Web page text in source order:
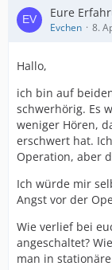
Eure
Evchen 8.
Hallo,
ich bin auf
schwerhörig. Es
weniger Hören,
erschwert hat.
Operation, aber
Ich würde mir
Angst vor der
Wie verlief bei
angeschaltet?
man in